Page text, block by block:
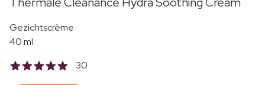
Gezichtscrème
40 ml
30